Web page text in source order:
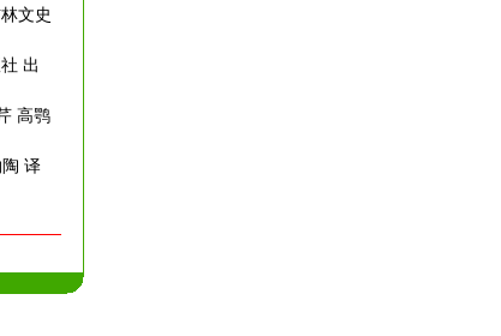
文史
出
高鹗
陶 译